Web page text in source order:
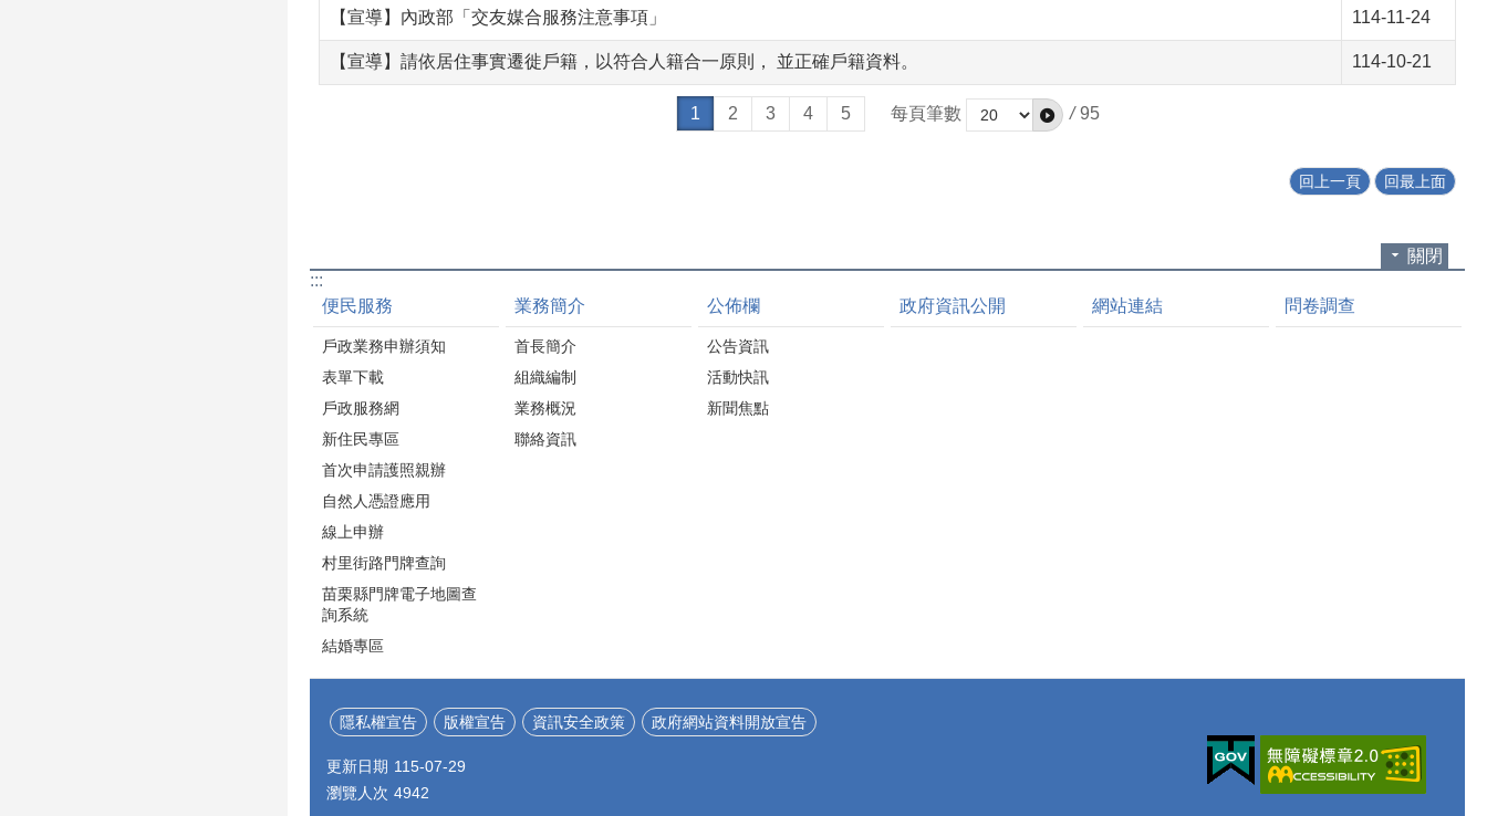
【宣導】內政部「交友媒合服務注意事項」 114-11-24
【宣導】請依居住事實遷徙戶籍，以符合人籍合一原則， 並正確戶籍資料。 114-10-21
1 2 3 4 5 每頁筆數 / 95
回上一頁 回最上面
關閉
:::
便民服務
戶政業務申辦須知
表單下載
戶政服務網
新住民專區
首次申請護照親辦
自然人憑證應用
線上申辦
村里街路門牌查詢
苗栗縣門牌電子地圖查
詢系統
結婚專區
業務簡介
首長簡介
組織編制
業務概況
聯絡資訊
公佈欄
公告資訊
活動快訊
新聞焦點
政府資訊公開 網站連結 問卷調查
隱私權宣告 版權宣告 資訊安全政策 政府網站資料開放宣告
更新日期 115-07-29
瀏覽人次 4942